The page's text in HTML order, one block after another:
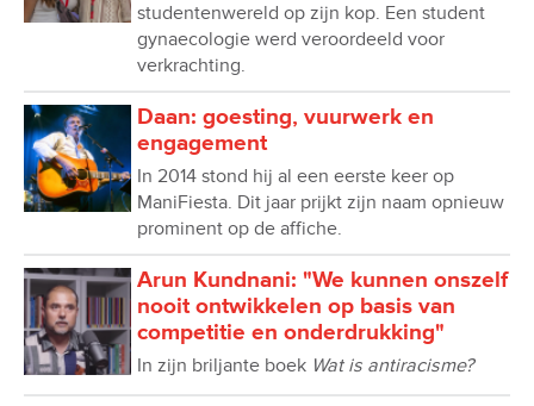
studentenwereld op zijn kop. Een student
gynaecologie werd veroordeeld voor
verkrachting.
Daan: goesting, vuurwerk en
engagement
In 2014 stond hij al een eerste keer op
ManiFiesta. Dit jaar prijkt zijn naam opnieuw
prominent op de affiche.
Arun Kundnani: "We kunnen onszelf
nooit ontwikkelen op basis van
competitie en onderdrukking"
In zijn briljante boek Wat is antiracisme?